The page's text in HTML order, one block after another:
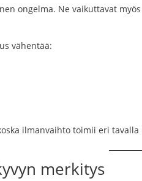
ongelma. Ne vaikuttavat
vähentää:
ilmanvaihto toimii eri tavalla
merkitys